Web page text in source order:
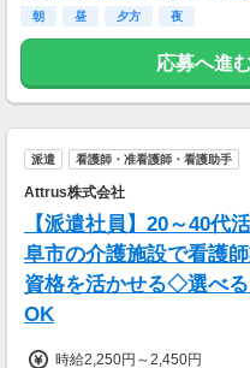
・週5日勤務の場合
朝
昼 夕方 夜
応募へ進
派遣 看護師・准看護師・看護助手
Attrus株式会社
【派遣社員】20～40代
阜市の介護施設で看護
資格を活かせる◇選べ
OK
時給2,250円～2,450円